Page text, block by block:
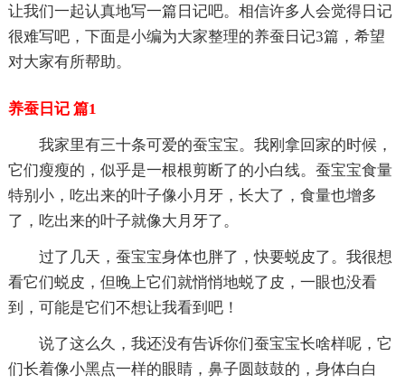
让我们一起认真地写一篇日记吧。相信许多人会觉得日记
很难写吧，下面是小编为大家整理的养蚕日记3篇，希望
对大家有所帮助。
养蚕日记 篇1
我家里有三十条可爱的蚕宝宝。我刚拿回家的时候，
它们瘦瘦的，似乎是一根根剪断了的小白线。蚕宝宝食量
特别小，吃出来的叶子像小月牙，长大了，食量也增多
了，吃出来的叶子就像大月牙了。
过了几天，蚕宝宝身体也胖了，快要蜕皮了。我很想
看它们蜕皮，但晚上它们就悄悄地蜕了皮，一眼也没看
到，可能是它们不想让我看到吧！
说了这么久，我还没有告诉你们蚕宝宝长啥样呢，它
们长着像小黑点一样的眼睛，鼻子圆鼓鼓的，身体白白